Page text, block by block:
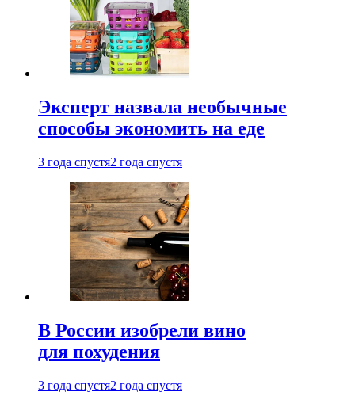
Эксперт назвала необычные
способы экономить на еде
3 года спустя2 года спустя
В России изобрели вино
для похудения
3 года спустя2 года спустя